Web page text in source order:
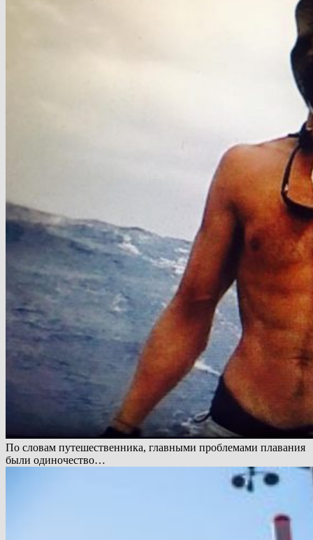
По словам путешественника, главными проблемами плавания
были одиночество…